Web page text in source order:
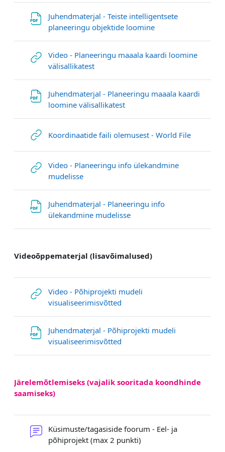
Juhendmaterjal - Teiste intelligentsete
planeeringu objektide loomine
Video - Planeeringu maaala kaardi loomine
välisallikatestURL
Juhendmaterjal - Planeeringu maaala kaardi
loomine välisallikatest
Koordinaatide faili olemusest - World FileURL
Video - Planeeringu info ülekandmine
mudelisseURL
Juhendmaterjal - Planeeringu info
ülekandmine mudelisse
Videoõppematerjal (lisavõimalused)
Video - Põhiprojekti mudeli
visualiseerimisvõtted
Juhendmaterjal - Põhiprojekti mudeli
visualiseerimisvõtted
Järelemõtlemiseks (vajalik sooritada koondhinde
saamiseks)
Küsimuste/tagasiside foorum - Eel- ja
põhiprojekt (max 2 punkti)